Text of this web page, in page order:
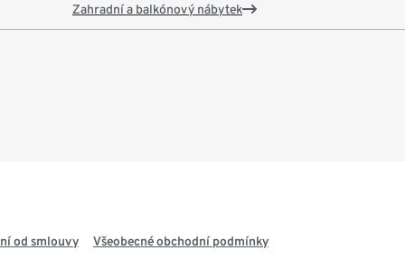
Zahradní a balkónový nábytek
od smlouvy Všeobecné obchodní podmínky